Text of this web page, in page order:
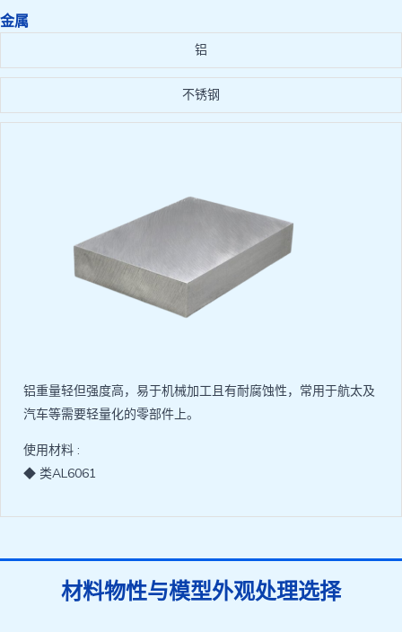
金属
铝
不锈钢
铝重量轻但强度高，易于机械加工且有耐腐蚀性，常用于航太及
汽车等需要轻量化的零部件上。
使用材料 :
◆ 类AL6061
材料物性与模型外观处理选择